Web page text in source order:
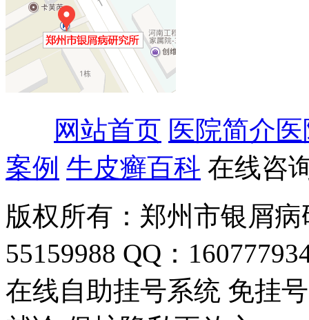
网站首页 医院简介
案例 牛皮癣百科 在线咨
版权所有：郑州市银屑
55159988 QQ：
在线自助挂号系统 免挂